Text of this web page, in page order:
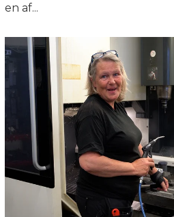
en af...